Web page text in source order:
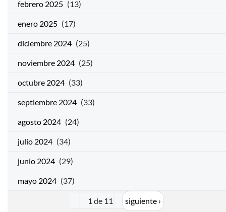
febrero 2025 (13)
enero 2025 (17)
diciembre 2024 (25)
noviembre 2024 (25)
octubre 2024 (33)
septiembre 2024 (33)
agosto 2024 (24)
julio 2024 (34)
junio 2024 (29)
mayo 2024 (37)
1 de 11 siguiente ›